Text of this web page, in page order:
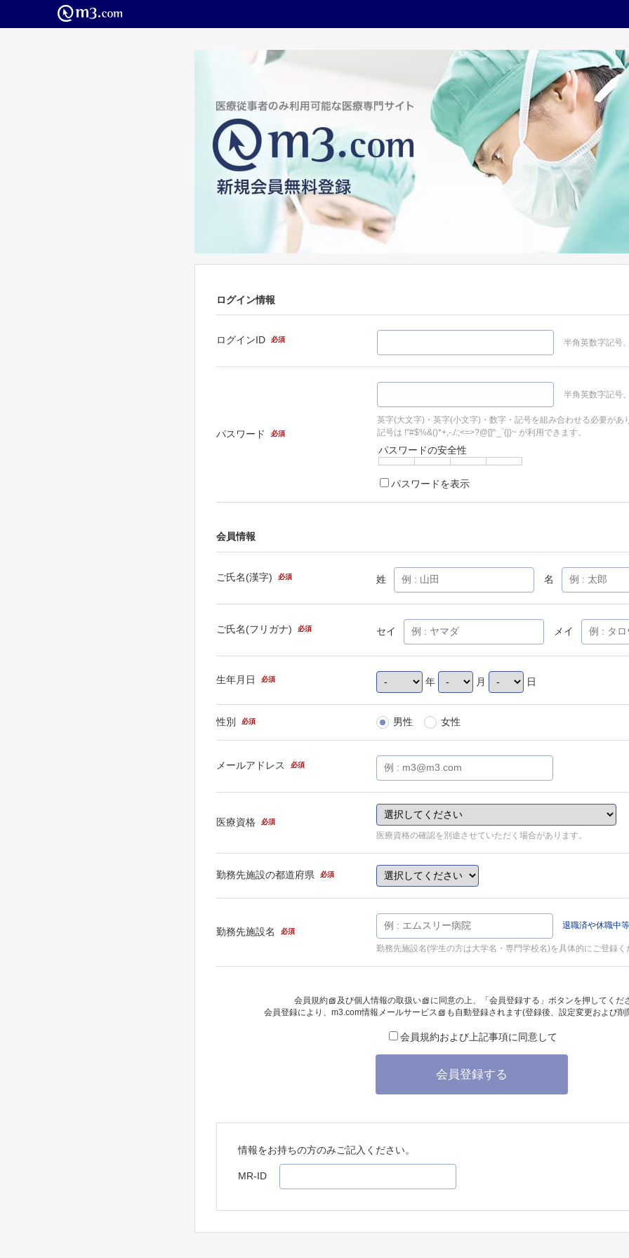
ログイン情報
ログインID 必須 半角英数字記号
パスワード 必須
半角英数字記号
英字(大文字)・英字(小文字)・数字・記号を組み合わせる必要があ
記号は !"#$%&()*+,-./:;<=>?@[]^_`{|}~ が利用できます。
パスワードの安全性
パスワードを表示
会員情報
ご氏名(漢字) 必須 姓 名
ご氏名(フリガナ) 必須 セイ メイ
生年月日 必須 年 月 日
性別 必須 男性 女性
メールアドレス 必須
医療資格 必須
医療資格の確認を別途させていただく場合があります。
勤務先施設の都道府県 必須
勤務先施設名 必須
退職済や休職中
勤務先施設名(学生の方は大学名・専門学校名)を具体的にご登録く
会員規約 及び個人情報の取扱い
に同意の上、「会員登録する」ボタンを押してくだ
会員登録により、 m3.com情報メールサービス も自動登録されます(登録後、設定変更および
会員規約および上記事項に同意して
会員登録する
情報をお持ちの方のみご記入ください。
MR-ID